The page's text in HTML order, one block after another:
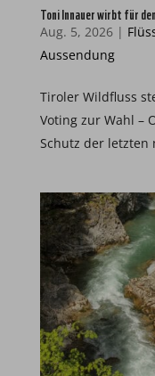
Toni Innauer wirbt für
Aug. 5, 2026|
Aussendung
Tiroler Wildfluss
Voting zur Wahl –
Schutz der letzten